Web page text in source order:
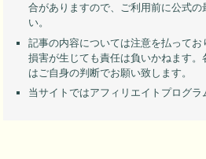
合がありますので、ご利用前に公式の
い。
記事の内容については注意を払って
損害が生じても責任は負いかねます
はご自身の判断でお願い致します。
当サイトではアフィリエイトプログラ